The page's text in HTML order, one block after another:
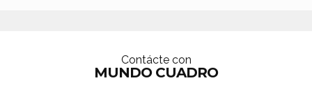
Contácte con
MUNDO CUADRO